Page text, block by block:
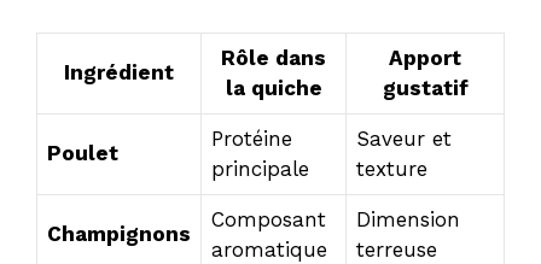
Ingrédient
Rôle dans
la quiche
Apport
gustatif
Poulet
Protéine
principale
Saveur et
texture
Champignons
Composant
aromatique
Dimension
terreuse